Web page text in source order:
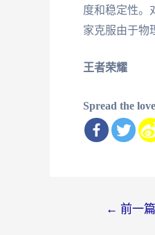
度和稳定性。
家克服由于物
王者荣耀
Spread the love
← 前一